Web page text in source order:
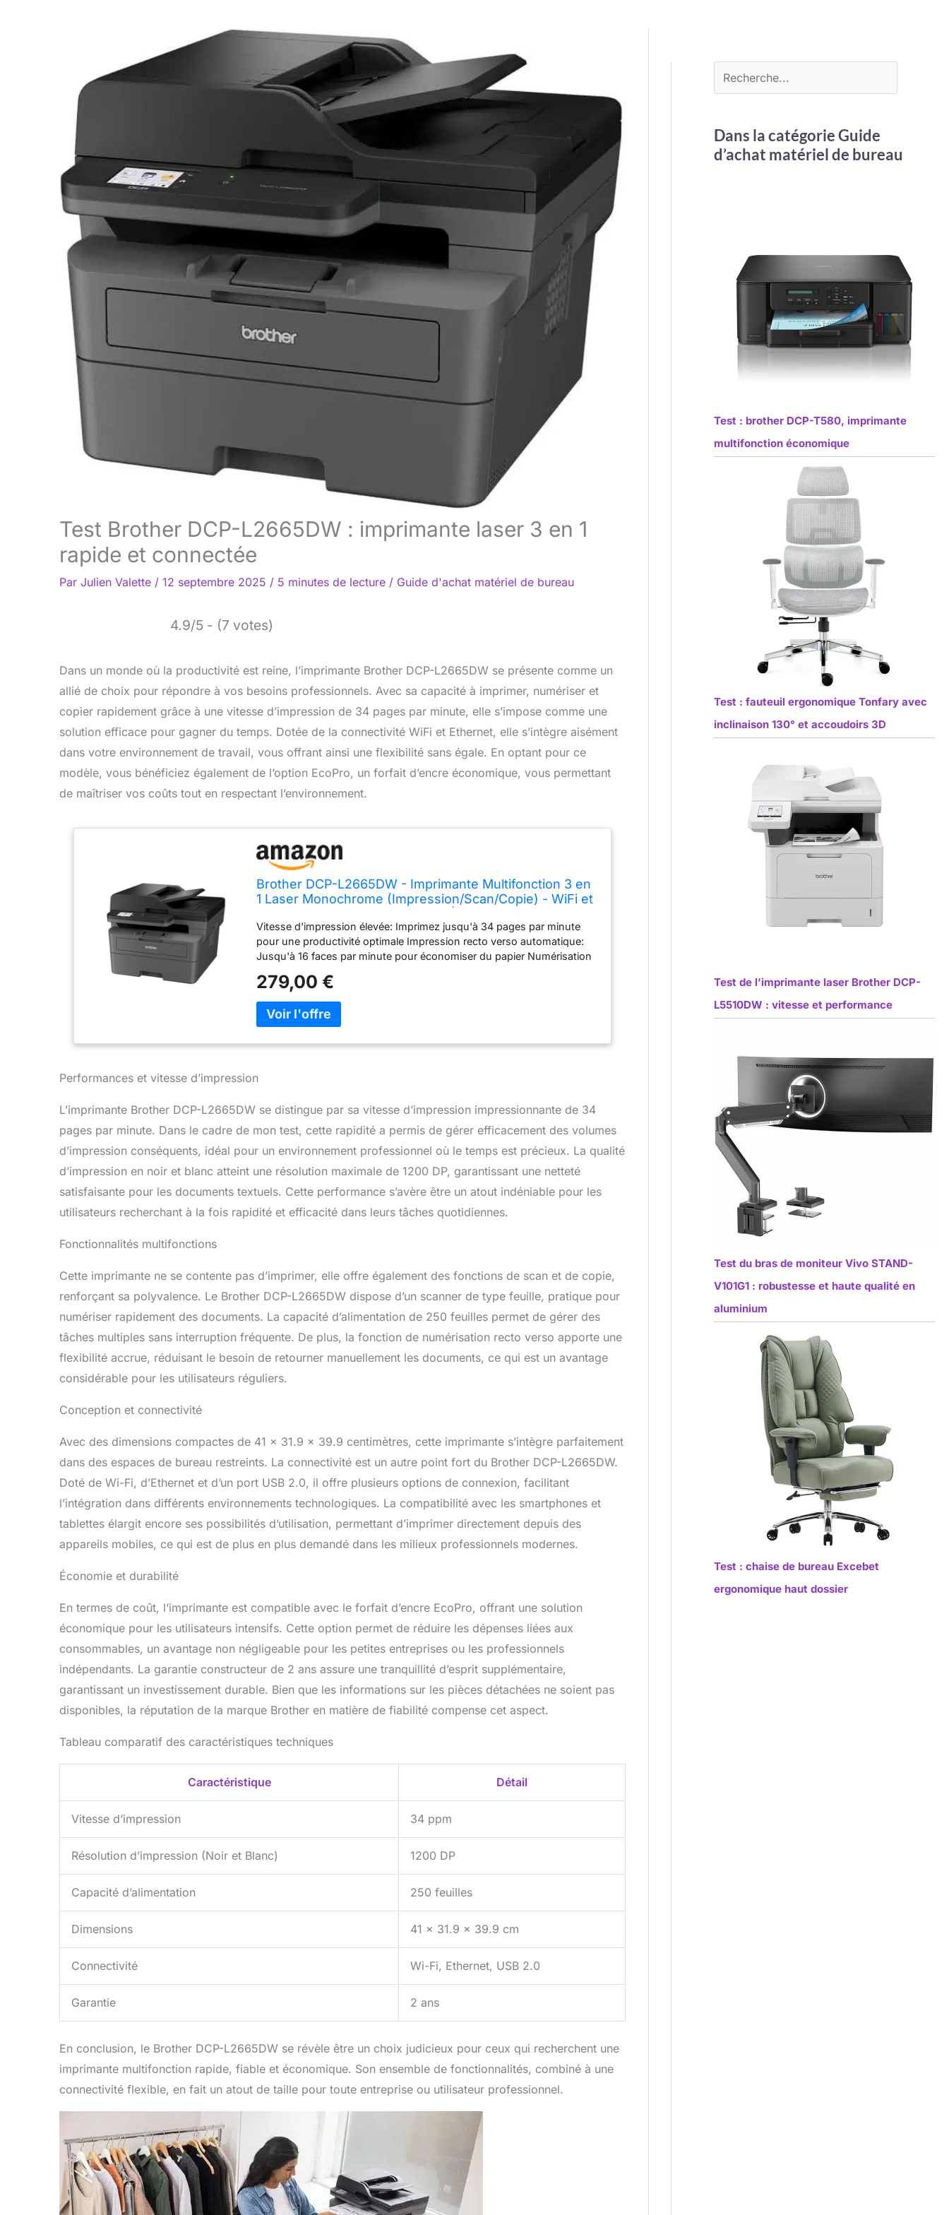
Test Brother DCP-L2665DW : imprimante laser 3 en 1
rapide et connectée
Par Julien Valette / 12 septembre 2025 / 5 minutes de lecture / Guide d'achat matériel de bureau
4.9/5 - (7 votes)
Dans un monde où la productivité est reine, l’imprimante Brother DCP-L2665DW se présente comme un
allié de choix pour répondre à vos besoins professionnels. Avec sa capacité à imprimer, numériser et
copier rapidement grâce à une vitesse d’impression de 34 pages par minute, elle s’impose comme une
solution efficace pour gagner du temps. Dotée de la connectivité WiFi et Ethernet, elle s’intègre aisément
dans votre environnement de travail, vous offrant ainsi une flexibilité sans égale. En optant pour ce
modèle, vous bénéficiez également de l’option EcoPro, un forfait d’encre économique, vous permettant
de maîtriser vos coûts tout en respectant l’environnement.
Brother DCP-L2665DW - Imprimante Multifonction 3 en
1 Laser Monochrome (Impression/Scan/Copie) - WiFi et
d'encre EcoPro
Vitesse d'impression élevée: Imprimez jusqu'à 34 pages par minute
pour une productivité optimale Impression recto verso automatique:
Jusqu'à 16 faces par minute pour économiser du papier Numérisation
efficace des documents Panneau de contrôle tactile: Écran couleur
tactile de 6,8 cm pour une navigation intuitive Connectivité multiple:
Ethernet, WiFi 5GHz et USB pour une flexibilité de connexion maximale
Mémoire performante: 256 Mo de mémoire pour gérer efficacement
vos tâches d'impression Chargeur automatique de documents:
d'entrée papier généreux: Capacité de 250 feuilles pour réduire les
pages pour commencer immédiatement Toner haute capacité
disponible: Option de toner de 3 000 pages pour une utilisation
prolongée
279,00 €
Performances et vitesse d’impression
L’imprimante Brother DCP-L2665DW se distingue par sa vitesse d’impression impressionnante de 34
pages par minute. Dans le cadre de mon test, cette rapidité a permis de gérer efficacement des volumes
d’impression conséquents, idéal pour un environnement professionnel où le temps est précieux. La qualité
d’impression en noir et blanc atteint une résolution maximale de 1200 DP, garantissant une netteté
satisfaisante pour les documents textuels. Cette performance s’avère être un atout indéniable pour les
utilisateurs recherchant à la fois rapidité et efficacité dans leurs tâches quotidiennes.
Fonctionnalités multifonctions
Cette imprimante ne se contente pas d’imprimer, elle offre également des fonctions de scan et de copie,
renforçant sa polyvalence. Le Brother DCP-L2665DW dispose d’un scanner de type feuille, pratique pour
numériser rapidement des documents. La capacité d’alimentation de 250 feuilles permet de gérer des
tâches multiples sans interruption fréquente. De plus, la fonction de numérisation recto verso apporte une
flexibilité accrue, réduisant le besoin de retourner manuellement les documents, ce qui est un avantage
considérable pour les utilisateurs réguliers.
Conception et connectivité
Avec des dimensions compactes de 41 x 31.9 x 39.9 centimètres, cette imprimante s’intègre parfaitement
dans des espaces de bureau restreints. La connectivité est un autre point fort du Brother DCP-L2665DW.
Doté de Wi-Fi, d’Ethernet et d’un port USB 2.0, il offre plusieurs options de connexion, facilitant
l’intégration dans différents environnements technologiques. La compatibilité avec les smartphones et
tablettes élargit encore ses possibilités d’utilisation, permettant d’imprimer directement depuis des
appareils mobiles, ce qui est de plus en plus demandé dans les milieux professionnels modernes.
Économie et durabilité
En termes de coût, l’imprimante est compatible avec le forfait d’encre EcoPro, offrant une solution
économique pour les utilisateurs intensifs. Cette option permet de réduire les dépenses liées aux
consommables, un avantage non négligeable pour les petites entreprises ou les professionnels
indépendants. La garantie constructeur de 2 ans assure une tranquillité d’esprit supplémentaire,
garantissant un investissement durable. Bien que les informations sur les pièces détachées ne soient pas
disponibles, la réputation de la marque Brother en matière de fiabilité compense cet aspect.
Tableau comparatif des caractéristiques techniques
Caractéristique Détail
Vitesse d’impression 34 ppm
Résolution d’impression (Noir et Blanc) 1200 DP
Capacité d’alimentation 250 feuilles
Dimensions 41 x 31.9 x 39.9 cm
Connectivité Wi-Fi, Ethernet, USB 2.0
Garantie 2 ans
En conclusion, le Brother DCP-L2665DW se révèle être un choix judicieux pour ceux qui recherchent une
imprimante multifonction rapide, fiable et économique. Son ensemble de fonctionnalités, combiné à une
connectivité flexible, en fait un atout de taille pour toute entreprise ou utilisateur professionnel.
Dans la catégorie Guide
d’achat matériel de bureau
Test : brother DCP-T580, imprimante
multifonction économique
Test : fauteuil ergonomique Tonfary avec
inclinaison 130° et accoudoirs 3D
Test de l’imprimante laser Brother DCP-
L5510DW : vitesse et performance
Test du bras de moniteur Vivo STAND-
V101G1 : robustesse et haute qualité en
aluminium
Test : chaise de bureau Excebet
ergonomique haut dossier